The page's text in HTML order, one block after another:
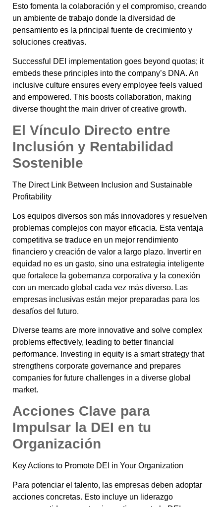
Esto fomenta la colaboración y el compromiso, creando
un ambiente de trabajo donde la diversidad de
pensamiento es la principal fuente de crecimiento y
soluciones creativas.
Successful DEI implementation goes beyond quotas; it
embeds these principles into the company’s DNA. An
inclusive culture ensures every employee feels valued
and empowered. This boosts collaboration, making
diverse thought the main driver of creative growth.
El Vínculo Directo entre
Inclusión y Rentabilidad
Sostenible
The Direct Link Between Inclusion and Sustainable
Profitability
Los equipos diversos son más innovadores y resuelven
problemas complejos con mayor eficacia. Esta ventaja
competitiva se traduce en un mejor rendimiento
financiero y creación de valor a largo plazo. Invertir en
equidad no es un gasto, sino una estrategia inteligente
que fortalece la gobernanza corporativa y la conexión
con un mercado global cada vez más diverso. Las
empresas inclusivas están mejor preparadas para los
desafíos del futuro.
Diverse teams are more innovative and solve complex
problems effectively, leading to better financial
performance. Investing in equity is a smart strategy that
strengthens corporate governance and prepares
companies for future challenges in a diverse global
market.
Acciones Clave para
Impulsar la DEI en tu
Organización
Key Actions to Promote DEI in Your Organization
Para potenciar el talento, las empresas deben adoptar
acciones concretas. Esto incluye un liderazgo